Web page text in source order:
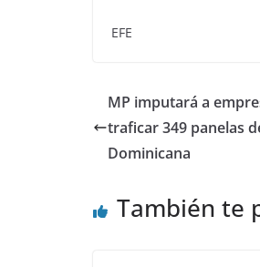
EFE
MP imputará a
traficar 349 panelas
Dominicana
También te